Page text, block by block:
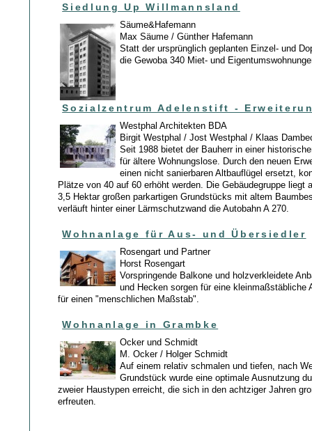
Siedlung Up Willmannsland
Säume&Hafemann
Max Säume / Günther Hafemann
Statt der ursprünglich geplanten Einzel- und
die Gewoba 340 Miet- und
Sozialzentrum Adelenstift -
Westphal Architekten BDA
Birgit Westphal / Jost Westphal / Klaas
Seit 1988 bietet der Bauherr in einer
für ältere Wohnungslose. Durch den neuen
einen nicht sanierbaren Altbauflügel ersetzt,
Plätze von 40 auf 60 erhöht werden. Die Gebäudegruppe liegt
3,5 Hektar großen parkartigen Grundstücks mit altem
verläuft hinter einer Lärmschutzwand die Autobahn A 270.
Wohnanlage für Aus- und Übersiedler
Rosengart und Partner
Horst Rosengart
Vorspringende Balkone und holzverkleidete
und Hecken sorgen für eine kleinmaßstäbliche
für einen "menschlichen Maßstab".
Wohnanlage in Grambke
Ocker und Schmidt
M. Ocker / Holger Schmidt
Auf einem relativ schmalen und tiefen, nach
Grundstück wurde eine optimale Ausnutzung
zweier Haustypen erreicht, die sich in den achtziger Jahren
erfreuten.